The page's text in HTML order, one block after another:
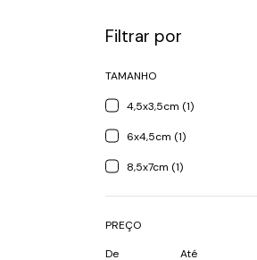
Filtrar por
TAMANHO
4,5x3,5cm (1)
6x4,5cm (1)
8,5x7cm (1)
PREÇO
De
Até